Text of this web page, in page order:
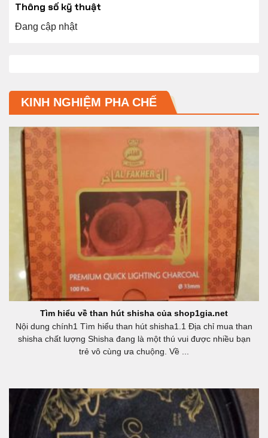
Thông số kỹ thuật
Đang cập nhật
KINH NGHIỆM PHA CHẾ
Tìm hiểu về than hút shisha của shop1gia.net
Nội dung chính1 Tìm hiểu than hút shisha1.1 Địa chỉ mua than
shisha chất lượng Shisha đang là một thú vui được nhiều bạn
trẻ vô cùng ưa chuộng. Về ...